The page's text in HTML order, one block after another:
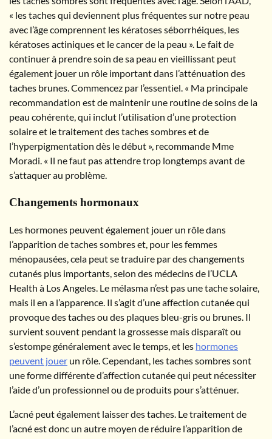
« les taches qui deviennent plus fréquentes sur notre peau
avec l’âge comprennent les kératoses séborrhéiques, les
kératoses actiniques et le cancer de la peau ». Le fait de
continuer à prendre soin de sa peau en vieillissant peut
également jouer un rôle important dans l’atténuation des
taches brunes. Commencez par l’essentiel. « Ma principale
recommandation est de maintenir une routine de soins de la
peau cohérente, qui inclut l’utilisation d’une protection
solaire et le traitement des taches sombres et de
l’hyperpigmentation dès le début », recommande Mme
Moradi. « Il ne faut pas attendre trop longtemps avant de
s’attaquer au problème.
Changements hormonaux
Les hormones peuvent également jouer un rôle dans
l’apparition de taches sombres et, pour les femmes
ménopausées, cela peut se traduire par des changements
cutanés plus importants, selon des médecins de l’UCLA
Health à Los Angeles. Le mélasma n’est pas une tache solaire,
mais il en a l’apparence. Il s’agit d’une affection cutanée qui
provoque des taches ou des plaques bleu-gris ou brunes. Il
survient souvent pendant la grossesse mais disparaît ou
s’estompe généralement avec le temps, et les hormones
peuvent jouer un rôle. Cependant, les taches sombres sont
une forme différente d’affection cutanée qui peut nécessiter
l’aide d’un professionnel ou de produits pour s’atténuer.
L’acné peut également laisser des taches. Le traitement de
l’acné est donc un autre moyen de réduire l’apparition de